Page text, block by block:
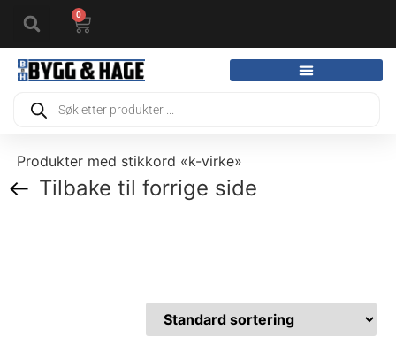
0
Produkter med stikkord «k-virke»
Tilbake til forrige side